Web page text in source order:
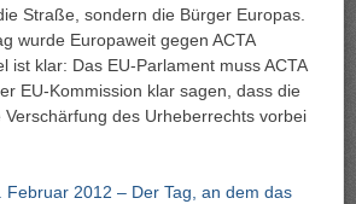
Straße, sondern die Bürger Europas.
wurde Europaweit gegen ACTA
ist klar: Das EU-Parlament muss ACTA
EU-Kommission klar sagen, dass die
des Urheberrechts vorbei
Februar 2012 – Der Tag, an dem das